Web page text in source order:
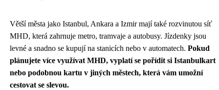
Větší města jako Istanbul, Ankara a Izmir mají také rozvinutou síť
MHD, která zahrnuje metro, tramvaje a autobusy. Jízdenky jsou
levné a snadno se kupují na stanicích nebo v automatech. Pokud
plánujete více využívat MHD, vyplatí se pořídit si Istanbulkart
nebo podobnou kartu v jiných městech, která vám umožní
cestovat se slevou.